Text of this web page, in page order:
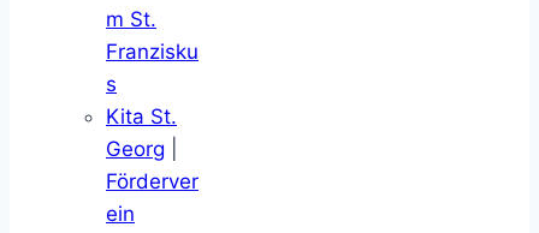
m St.
Franzisku
s
Kita St.
Georg
Förderver
ein